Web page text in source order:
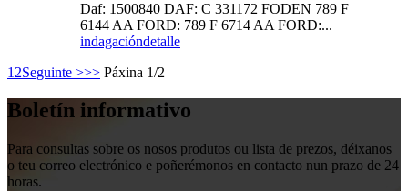
Daf: 1500840 DAF: C 331172 FODEN 789 F
6144 AA FORD: 789 F 6714 AA FORD:...
indagacióndetalle
1 2Seguinte >>> Páxina 1/2
Boletín informativo
Para consultas sobre os nosos produtos ou lista de prezos, déixanos
o teu correo electrónico e poñerémonos en contacto nun prazo de 24
horas.